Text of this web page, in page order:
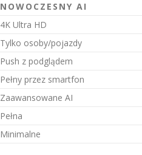
NOWOCZESNY AI
4K Ultra HD
Tylko osoby/pojazdy
Push z podglądem
Pełny przez smartfon
Zaawansowane AI
Pełna
Minimalne